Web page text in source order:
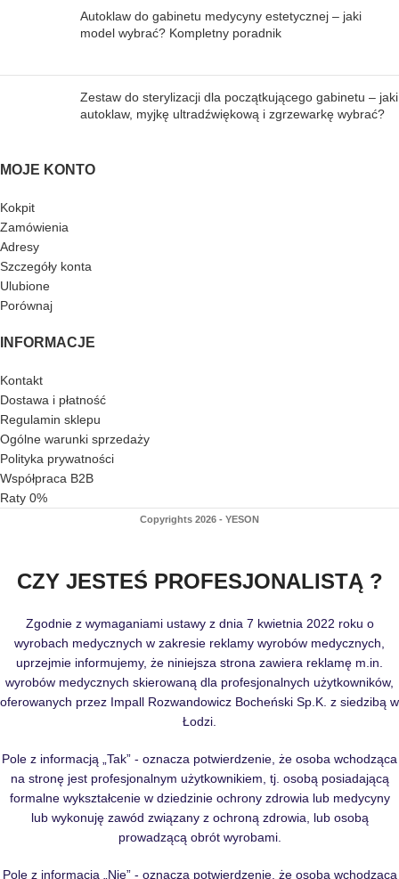
Autoklaw do gabinetu medycyny estetycznej – jaki
model wybrać? Kompletny poradnik
Zestaw do sterylizacji dla początkującego gabinetu – jaki
autoklaw, myjkę ultradźwiękową i zgrzewarkę wybrać?
MOJE KONTO
Kokpit
Zamówienia
Adresy
Szczegóły konta
Ulubione
Porównaj
INFORMACJE
Kontakt
Dostawa i płatność
Regulamin sklepu
Ogólne warunki sprzedaży
Polityka prywatności
Współpraca B2B
Raty 0%
Copyrights 2026 - YESON
CZY JESTEŚ PROFESJONALISTĄ ?
Zgodnie z wymaganiami ustawy z dnia 7 kwietnia 2022 roku o
wyrobach medycznych w zakresie reklamy wyrobów medycznych,
uprzejmie informujemy, że niniejsza strona zawiera reklamę m.in.
wyrobów medycznych skierowaną dla profesjonalnych użytkowników,
oferowanych przez Impall Rozwandowicz Bocheński Sp.K. z siedzibą w
Łodzi.
Pole z informacją „Tak” - oznacza potwierdzenie, że osoba wchodząca
na stronę jest profesjonalnym użytkownikiem, tj. osobą posiadającą
formalne wykształcenie w dziedzinie ochrony zdrowia lub medycyny
lub wykonuję zawód związany z ochroną zdrowia, lub osobą
prowadzącą obrót wyrobami.
Pole z informacją „Nie” - oznacza potwierdzenie, że osoba wchodząca